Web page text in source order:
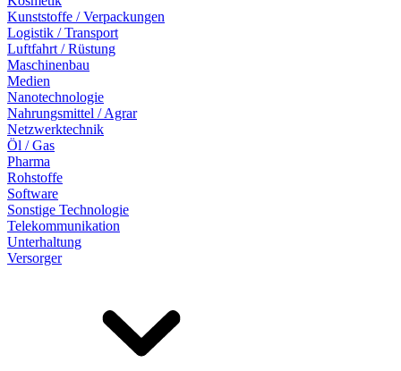
Kunststoffe / Verpackungen
Logistik / Transport
Luftfahrt / Rüstung
Maschinenbau
Medien
Nanotechnologie
Nahrungsmittel / Agrar
Netzwerktechnik
Öl / Gas
Pharma
Rohstoffe
Software
Sonstige Technologie
Telekommunikation
Unterhaltung
Versorger